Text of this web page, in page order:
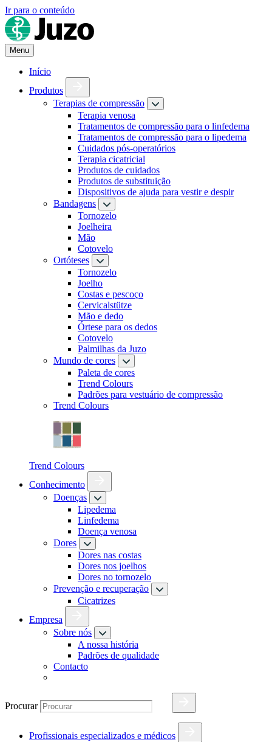
Ir para o conteúdo
Menu
Início
Produtos
Terapias de compressão
Terapia venosa
Tratamentos de compressão para o linfedema
Tratamentos de compressão para o lipedema
Cuidados pós-operatórios
Terapia cicatricial
Produtos de cuidados
Produtos de substituição
Dispositivos de ajuda para vestir e despir
Bandagens
Tornozelo
Joelheira
Mão
Cotovelo
Ortóteses
Tornozelo
Joelho
Costas e pescoço
Cervicalstütze
Mão e dedo
Órtese para os dedos
Cotovelo
Palmilhas da Juzo
Mundo de cores
Paleta de cores
Trend Colours
Padrões para vestuário de compressão
Trend Colours
Trend Colours
Conhecimento
Doenças
Lipedema
Linfedema
Doença venosa
Dores
Dores nas costas
Dores nos joelhos
Dores no tornozelo
Prevenção e recuperação
Cicatrizes
Empresa
Sobre nós
A nossa história
Padrões de qualidade
Contacto
Procurar
Profissionais especializados e médicos